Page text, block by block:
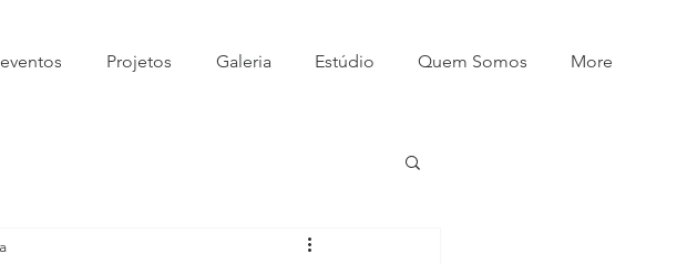
Projetos Galeria Estúdio Quem Somos More